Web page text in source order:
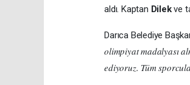
aldı. Kaptan Dilekve
Darıca Belediye
olimpiyat madalyası
ediyoruz. Tüm